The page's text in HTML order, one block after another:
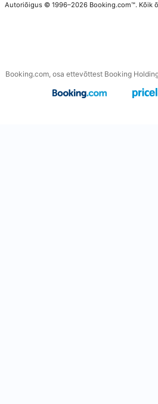
Autoriõigus © 1996–2026 Booking.com™. Kõik
Booking.com, osa ettevõttest Booking